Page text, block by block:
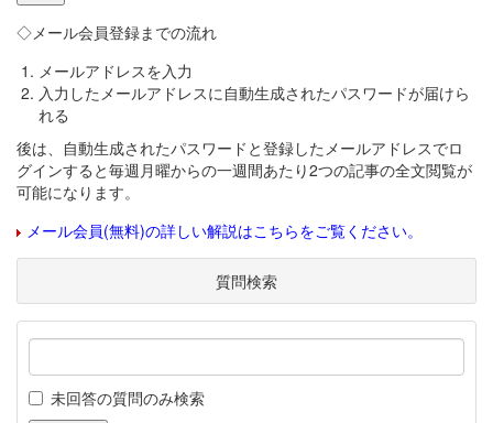
◇メール会員登録までの流れ
メールアドレスを入力
入力したメールアドレスに自動生成されたパスワードが届けら
れる
後は、自動生成されたパスワードと登録したメールアドレスでロ
グインすると毎週月曜からの一週間あたり2つの記事の全文閲覧が
可能になります。
メール会員(無料)の詳しい解説はこちらをご覧ください。
質問検索
未回答の質問のみ検索